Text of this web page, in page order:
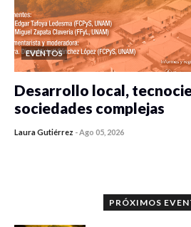
EVENTOS
Desarrollo local,
sociedades complejas
Laura Gutiérrez -Ago 05, 2026
PRÓXIMOS